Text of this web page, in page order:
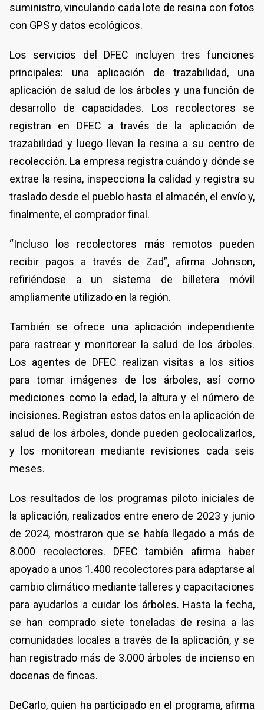
suministro, vinculando cada lote de resina con fotos
con GPS y datos ecológicos.
Los servicios del DFEC incluyen tres funciones
principales: una aplicación de trazabilidad, una
aplicación de salud de los árboles y una función de
desarrollo de capacidades. Los recolectores se
registran en DFEC a través de la aplicación de
trazabilidad y luego llevan la resina a su centro de
recolección. La empresa registra cuándo y dónde se
extrae la resina, inspecciona la calidad y registra su
traslado desde el pueblo hasta el almacén, el envío y,
finalmente, el comprador final.
“Incluso los recolectores más remotos pueden
recibir pagos a través de Zad”, afirma Johnson,
refiriéndose a un sistema de billetera móvil
ampliamente utilizado en la región.
También se ofrece una aplicación independiente
para rastrear y monitorear la salud de los árboles.
Los agentes de DFEC realizan visitas a los sitios
para tomar imágenes de los árboles, así como
mediciones como la edad, la altura y el número de
incisiones. Registran estos datos en la aplicación de
salud de los árboles, donde pueden geolocalizarlos,
y los monitorean mediante revisiones cada seis
meses.
Los resultados de los programas piloto iniciales de
la aplicación, realizados entre enero de 2023 y junio
de 2024, mostraron que se había llegado a más de
8.000 recolectores. DFEC también afirma haber
apoyado a unos 1.400 recolectores para adaptarse al
cambio climático mediante talleres y capacitaciones
para ayudarlos a cuidar los árboles. Hasta la fecha,
se han comprado siete toneladas de resina a las
comunidades locales a través de la aplicación, y se
han registrado más de 3.000 árboles de incienso en
docenas de fincas.
DeCarlo, quien ha participado en el programa, afirma